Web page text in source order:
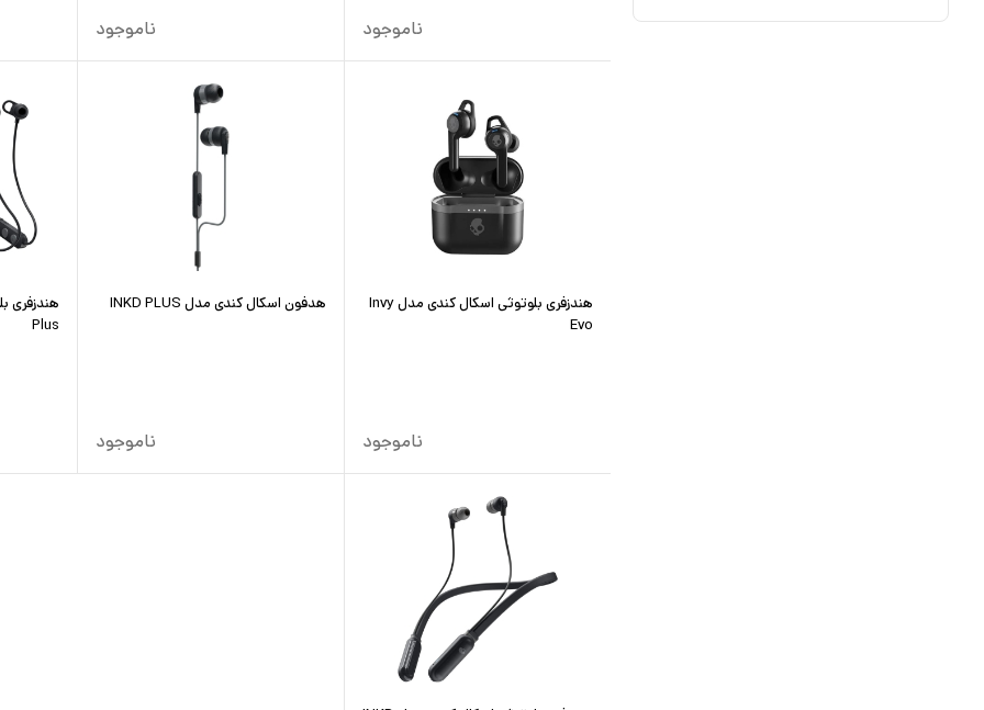
ناموجود ناموجود
هندزفری بلوتوثی اسکال کندی مدل Invy
Evo
ناموجود
هدفون اسکال کندی مدل INKD PLUS
ناموجود
Plus